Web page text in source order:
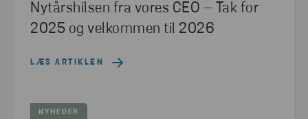
Nytårshilsen fra vores CEO – Tak for
2025 og velkommen til 2026
LÆS ARTIKLEN
NYHEDER